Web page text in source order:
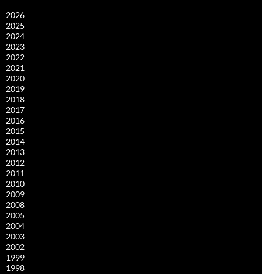
2026
2025
2024
2023
2022
2021
2020
2019
2018
2017
2016
2015
2014
2013
2012
2011
2010
2009
2008
2005
2004
2003
2002
1999
1998